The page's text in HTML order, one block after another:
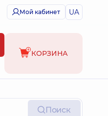
Мой кабинет UA
КОРЗИНА
Поиск